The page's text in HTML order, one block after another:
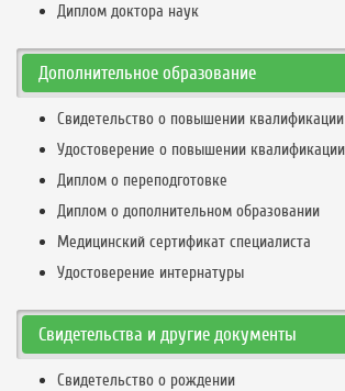
Диплом доктора наук
Дополнительное образование
Свидетельство о повышении квалификации
Удостоверение о повышении квалификации
Диплом о переподготовке
Диплом о дополнительном образовании
Медицинский сертификат специалиста
Удостоверение интернатуры
Свидетельства и другие документы
Свидетельство о рождении